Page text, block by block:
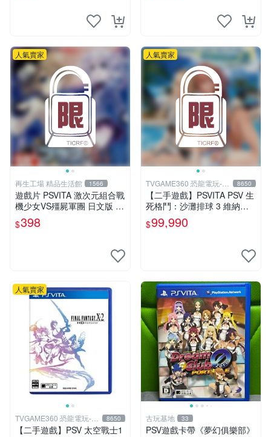
人氣賣家
再生工場 精品生活館 1566
遊戲片 PSVITA 激次元組合戰
機少女VS殭屍軍團 日文版 再
生工場 01
$398
人氣賣家
TVGAME360 恐龍電玩-台
中店
8650
【二手遊戲】PSVITA PSV 生
死格鬥：沙灘排球 3 維納斯
中文版【台中恐龍電玩】
$99,990
人氣賣家
TVGAME360 恐龍電玩-台
中店
8650
【二手遊戲】PSV 太空戰士1
古玩基地 33
PSV遊戲卡帶《夢幻俱樂部》